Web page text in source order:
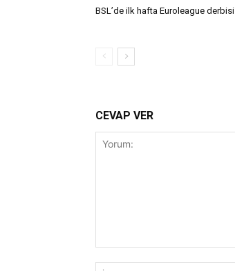
BSL’de ilk hafta Euroleague derbisi
CEVAP VER